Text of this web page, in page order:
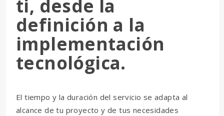
ti, desde la
definición a la
implementación
tecnológica.
El tiempo y la duración del servicio se adapta al
alcance de tu proyecto y de tus necesidades